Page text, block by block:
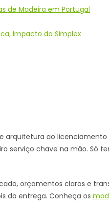
de Madeira em Portugal
Impacto do Simplex
arquitetura ao
serviço chave na mão. Só
orçamentos claros e
da entrega. Conheça os